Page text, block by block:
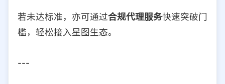
若未达标准，亦可通过合规代理服务快速突破门
槛，轻松接入星图生态。
---